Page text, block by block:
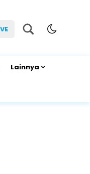
Lainnya